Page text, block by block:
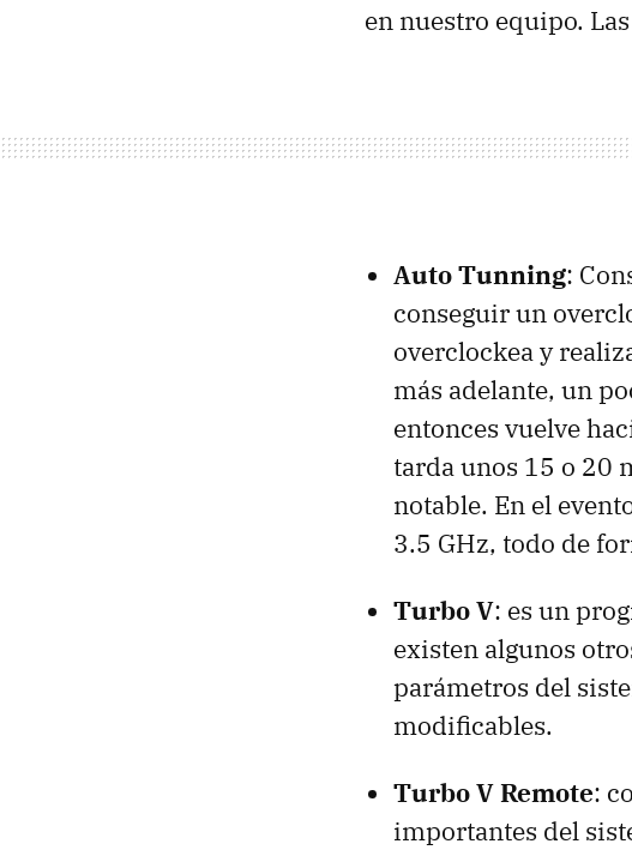
en nuestro equipo.
Auto Tunning:
conseguir un
overclockea y
más adelante, un
entonces vuelve
tarda unos 15 o 20
notable. En el
3.5 GHz, todo de
Turbo V: es un
existen algunos
parámetros del
modificables.
Turbo V Remote:
importantes del